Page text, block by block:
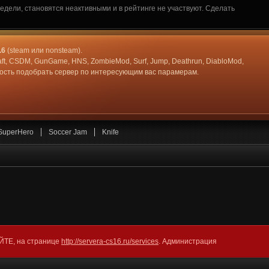
становятся неактивными и в рейтинге не участвуют. Сделать
(steam или nonsteam).
CSDM, GunGame, HNS, ZombieMod, Surf, Jump, Deathrun, DiabloMod,
подобрать сервер по интересующим вас парамерам.
Soccer Jam Knife
на странице http://servera-cs16.ru/services. Администрация